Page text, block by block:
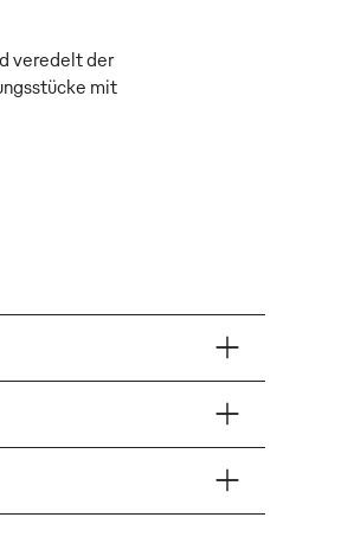
veredelt der
mit